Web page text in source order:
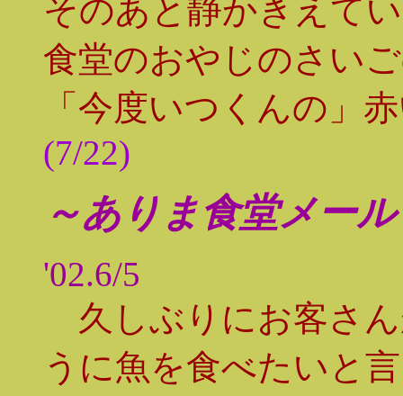
そのあと静かきえて
食堂のおやじのさい
「今度いつくんの」
(7/22)
～ありま食堂メー
'02.6/5
久しぶりにお客さ
うに魚を食べたいと